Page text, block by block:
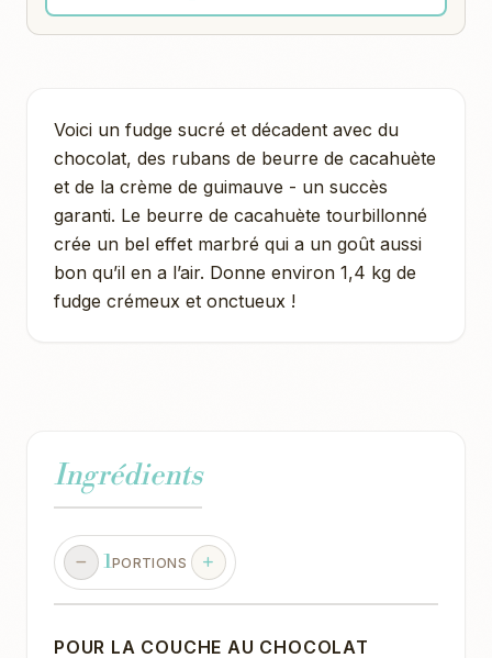
Voici un fudge sucré et décadent avec du
chocolat, des rubans de beurre de cacahuète
et de la crème de guimauve - un succès
garanti. Le beurre de cacahuète tourbillonné
crée un bel effet marbré qui a un goût aussi
bon qu’il en a l’air. Donne environ 1,4 kg de
fudge crémeux et onctueux !
Ingrédients
1PORTIONS
POUR LA COUCHE AU CHOCOLAT